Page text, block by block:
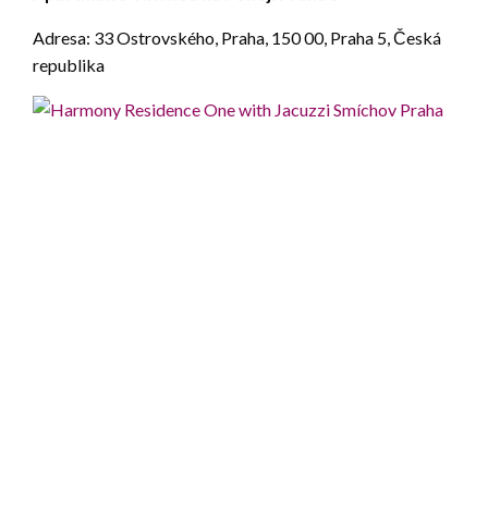
Adresa: 33 Ostrovského, Praha, 150 00, Praha 5, Česká
republika